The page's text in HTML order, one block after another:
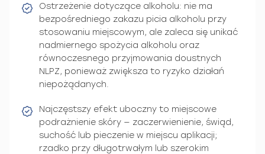
Ostrzeżenie dotyczące alkoholu: nie ma
bezpośredniego zakazu picia alkoholu przy
stosowaniu miejscowym, ale zaleca się unikać
nadmiernego spożycia alkoholu oraz
równoczesnego przyjmowania doustnych
NLPZ, ponieważ zwiększa to ryzyko działań
niepożądanych.
Najczęstszy efekt uboczny to miejscowe
podrażnienie skóry — zaczerwienienie, świąd,
suchość lub pieczenie w miejscu aplikacji;
rzadko przy długotrwałym lub szerokim